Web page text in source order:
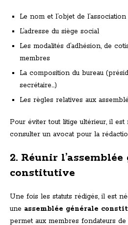
Le nom et l’objet de l’association
L’adresse du siège social
Les modalités d’adhésion, de
membres
La composition du bureau
secrétaire…)
Les règles relatives aux
Pour éviter tout litige ultérieur, il est
consulter un avocat pour la
2. Réunir
constitutive
Une fois les statuts rédigés, il est
une assemblée générale
permet aux membres fondateurs